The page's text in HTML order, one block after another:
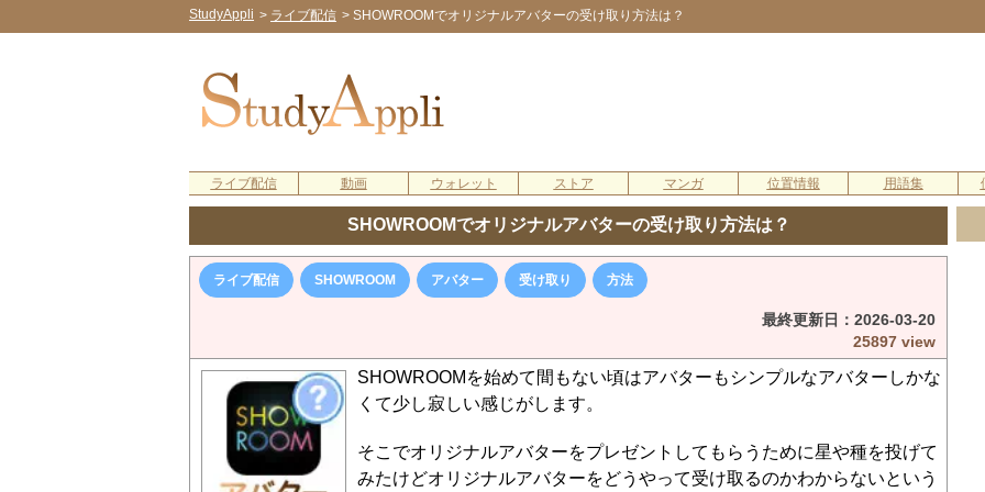
StudyAppli > ライブ配信 > SHOWROOMでオリジナルアバターの受け取り方法は？
ライブ配信 動画 ウォレット ストア マンガ 位置情報 用語集
SHOWROOMでオリジナルアバターの受け取り方法は？
ライブ配信 SHOWROOM アバター 受け取り 方法
最終更新日： 2026-03-20
25897 view
SHOWROOMを始めて間もない頃はアバターもシンプルなアバターしかな
くて少し寂しい感じがします。
そこでオリジナルアバターをプレゼントしてもらうために星や種を投げて
みたけどオリジナルアバターをどうやって受け取るのかわからないという